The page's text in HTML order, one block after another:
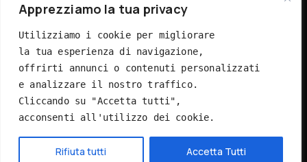
Apprezziamo la tua privacy
Utilizziamo i cookie per migliorare
la tua esperienza di navigazione,
offrirti annunci o contenuti personalizzati
e analizzare il nostro traffico.
Cliccando su "Accetta tutti",
acconsenti all'utilizzo dei cookie.
Rifiuta tutti Accetta Tutti
Assistenza clienti dedicata
© 2026 GadgetEventi365.it - Tutti i diritti riservati
Hai bisogno di aiuto?